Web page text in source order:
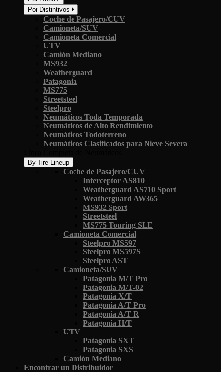
Por Distintivos
Coche de Pasajero/CUV
Camioneta/SUV
Camioneta Comercial
UTV
Camión Mediano
MS932
Weatherguard
Patagonia
MS775
Streetsteel
Steelpro
Neumáticos Toda Temporada
Neumáticos de Alto Rendimiento
Neumáticos Todoterreno
Neumáticos Clasificados para Nieve Severa
By Tire Lineup
Coche de Pasajero/CUV
Interceptor AS810
Weatherguard AS710 Sport
Weatherguard AW365
MS932 Sport
Streetsteel
MS775 Touring SLE
Camioneta Comercial
Steelpro MS597
Steelpro MS597S
Steelpro AST
Camioneta/SUV
Patagonia M/T Pro
Patagonia M/T-02
Patagonia X/T
Patagonia A/T Pro
Patagonia A/T R
Patagonia H/T
UTV
Patagonia SXT
Patagonia SXS
Camión Mediano
Encontrar un Distribuidor